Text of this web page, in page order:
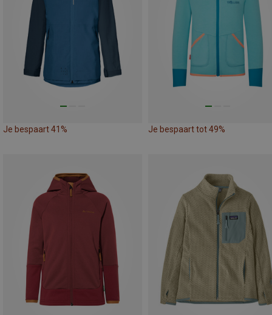
Je bespaart 41% Je bespaart tot 49%